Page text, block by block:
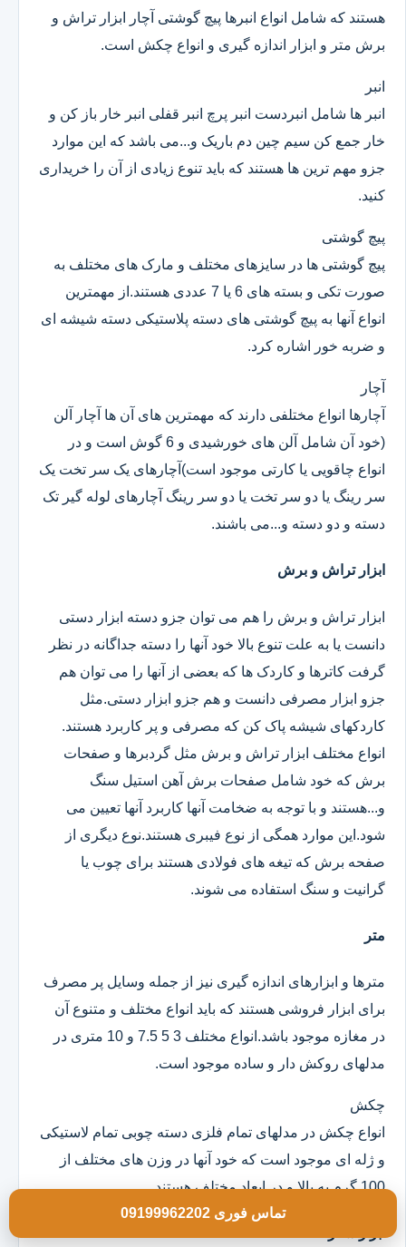
هستند که شامل انواع انبرها پیچ گوشتی آچار ابزار تراش و
برش متر و ابزار اندازه گیری و انواع چکش است.
انبر
انبر ها شامل انبردست انبر پرچ انبر قفلی انبر خار باز کن و
خار جمع کن سیم چین دم باریک و...می باشد که این موارد
جزو مهم ترین ها هستند که باید تنوع زیادی از آن را خریداری
کنید.
پیچ گوشتی
پیچ گوشتی ها در سایزهای مختلف و مارک های مختلف به
صورت تکی و بسته های 6 یا 7 عددی هستند.از مهمترین
انواع آنها به پیچ گوشتی های دسته پلاستیکی دسته شیشه ای
و ضربه خور اشاره کرد.
آچار
آچارها انواع مختلفی دارند که مهمترین های آن ها آچار آلن
(خود آن شامل آلن های خورشیدی و 6 گوش است و در
انواع چاقویی یا کارتی موجود است)آچارهای یک سر تخت یک
سر رینگ یا دو سر تخت یا دو سر رینگ آچارهای لوله گیر تک
دسته و دو دسته و...می باشند.
ابزار تراش و برش
ابزار تراش و برش را هم می توان جزو دسته ابزار دستی
دانست یا به علت تنوع بالا خود آنها را دسته جداگانه در نظر
گرفت کاترها و کاردک ها که بعضی از آنها را می توان هم
جزو ابزار مصرفی دانست و هم جزو ابزار دستی.مثل
کاردکهای شیشه پاک کن که مصرفی و پر کاربرد هستند.
انواع مختلف ابزار تراش و برش مثل گردبرها و صفحات
برش که خود شامل صفحات برش آهن استیل سنگ
و...هستند و با توجه به ضخامت آنها کاربرد آنها تعیین می
شود.این موارد همگی از نوع فیبری هستند.نوع دیگری از
صفحه برش که تیغه های فولادی هستند برای چوب یا
گرانیت و سنگ استفاده می شوند.
متر
مترها و ابزارهای اندازه گیری نیز از جمله وسایل پر مصرف
برای ابزار فروشی هستند که باید انواع مختلف و متنوع آن
در مغازه موجود باشد.انواع مختلف 3 5 7.5 و 10 متری در
مدلهای روکش دار و ساده موجود است.
چکش
انواع چکش در مدلهای تمام فلزی دسته چوبی تمام لاستیکی
و ژله ای موجود است که خود آنها در وزن های مختلف از
100 گرم به بالا و در ابعاد مختلف هستند.
تماس فوری 09199962202